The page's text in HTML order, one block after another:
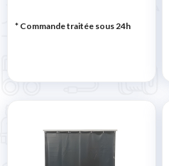
* Commande traitée sous 24h